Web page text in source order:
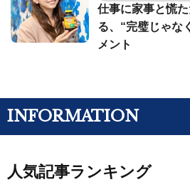
仕事に家事と慌
る、“完璧じゃな
メント
INFORMATION
人気記事ランキング